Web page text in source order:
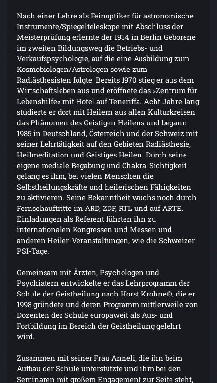
Nach einer Lehre als Feinoptiker für astronomische
Instrumente/Spiegelteleskope mit Abschluss der
Meisterprüfung erlernte der 1934 in Berlin Geborene
im zweiten Bildungsweg die Betriebs- und
Verkaufspsychologie, auf die eine Ausbildung zum
Kosmobiologen/Astrologen sowie zum
Radiästhesisten folgte. Bereits 1970 stieg er aus dem
Wirtschaftsleben aus und eröffnete das »Zentrum für
Lebenshilfe« mit Hotel auf Teneriffa. Acht Jahre lang
studierte er dort mit Heilern aus allen Kulturkreisen
das Phänomen des Geistigen Heilens und begann
1985 in Deutschland, Österreich und der Schweiz mit
seiner Lehrtätigkeit auf den Gebieten Radiästhesie,
Heilmeditation und Geistiges Heilen. Durch seine
eigene mediale Begabung und Chakra-Sichtigkeit
gelang es ihm, bei vielen Menschen die
Selbstheilungskräfte und heilerischen Fähigkeiten
zu aktivieren. Seine Bekanntheit wuchs noch durch
Fernsehauftritte im ARD, ZDF, RTL und auf ARTE.
Einladungen als Referent führten ihn zu
internationalen Kongressen und Messen und
anderen Heiler-Veranstaltungen, wie die Schweizer
PSI-Tage.
Gemeinsam mit Ärzten, Psychologen und
Psychiatern entwickelte er das Lehrprogramm der
Schule der Geistheilung nach Horst Krohne®, die er
1998 gründete und deren Programm mittlerweile von
Dozenten der Schule europaweit als Aus- und
Fortbildung im Bereich der Geistheilung gelehrt
wird.
Zusammen mit seiner Frau Anneli, die ihn beim
Aufbau der Schule unterstützte und ihm bei den
Seminaren mit großem Engagement zur Seite steht,